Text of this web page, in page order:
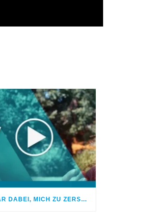
ICH WAR DABEI, MICH ZU ZERSTÖREN